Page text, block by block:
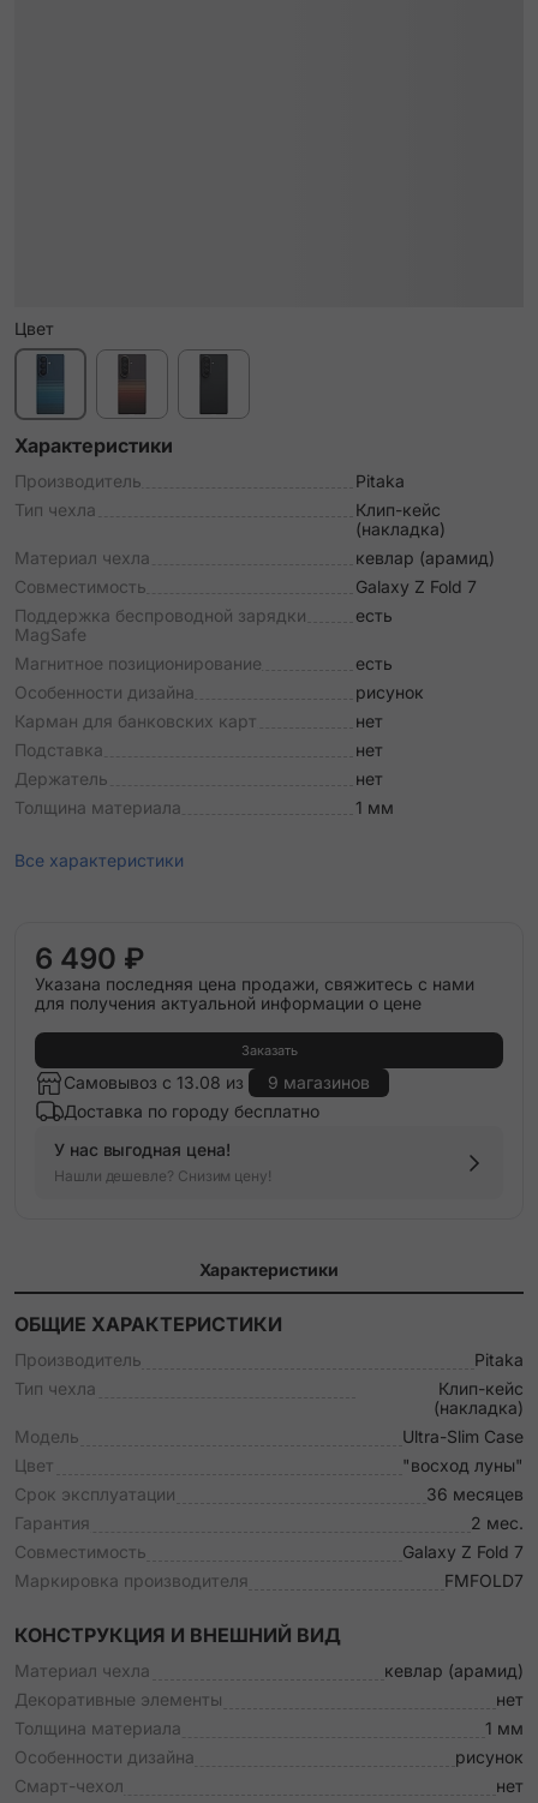
Цвет
Характеристики
Производитель
Pitaka
Тип чехла
Клип-кейс
(накладка)
Материал чехла
кевлар (арамид)
Совместимость
Galaxy Z Fold 7
Поддержка беспроводной зарядки
MagSafe
есть
Магнитное позиционирование
есть
Особенности дизайна
рисунок
Карман для банковских карт
нет
Подставка
нет
Держатель
нет
Толщина материала
1 мм
Все характеристики
6 490 ₽
Указана последняя цена продажи, свяжитесь с нами
для получения актуальной информации о цене
Заказать
Самовывоз с 13.08 из
9 магазинов
Доставка по городу бесплатно
У нас выгодная цена!
Нашли дешевле? Снизим цену!
Характеристики
ОБЩИЕ ХАРАКТЕРИСТИКИ
Производитель
Pitaka
Тип чехла
Клип-кейс
(накладка)
Модель
Ultra-Slim Case
Цвет
"восход луны"
Срок эксплуатации
36 месяцев
Гарантия
2 мес.
Совместимость
Galaxy Z Fold 7
Маркировка производителя
FMFOLD7
КОНСТРУКЦИЯ И ВНЕШНИЙ ВИД
Материал чехла
кевлар (арамид)
Декоративные элементы
нет
Толщина материала
1 мм
Особенности дизайна
рисунок
Смарт-чехол
нет